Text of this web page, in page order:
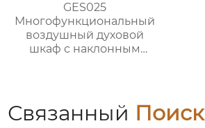
GES025
Многофункциональный
воздушный духовой
шкаф с наклонным
Связанный Поиск